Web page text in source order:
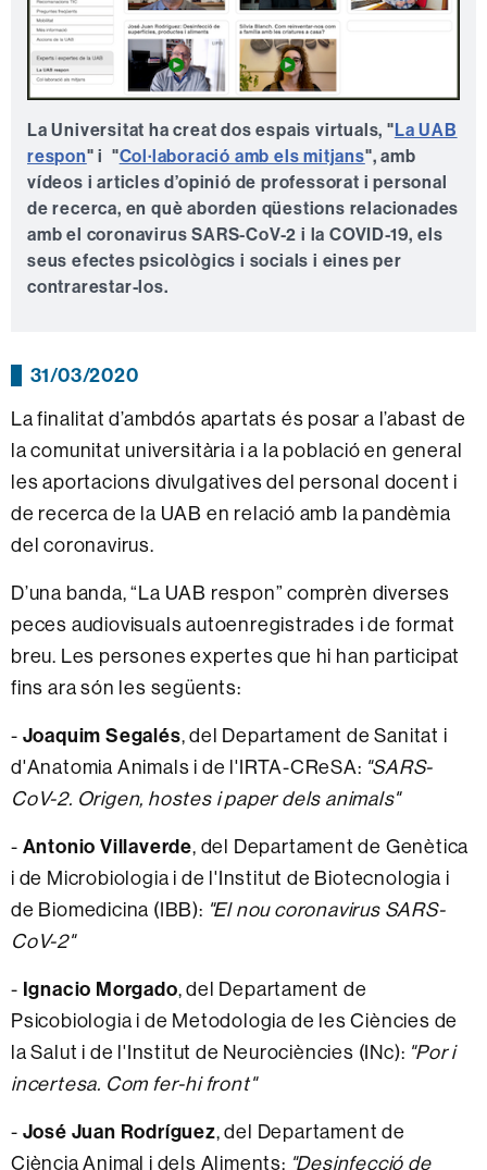
La Universitat ha creat dos espais virtuals, "La UAB
respon" i "Col·laboració amb els mitjans", amb
vídeos i articles d’opinió de professorat i personal
de recerca, en què aborden qüestions relacionades
amb el coronavirus SARS-CoV-2 i la COVID-19, els
seus efectes psicològics i socials i eines per
contrarestar-los.
31/03/2020
La finalitat d’ambdós apartats és posar a l’abast de
la comunitat universitària i a la població en general
les aportacions divulgatives del personal docent i
de recerca de la UAB en relació amb la pandèmia
del coronavirus.
D’una banda, “La UAB respon” comprèn diverses
peces audiovisuals autoenregistrades i de format
breu. Les persones expertes que hi han participat
fins ara són les següents:
- Joaquim Segalés, del Departament de Sanitat i
d'Anatomia Animals i de l'IRTA-CReSA: "SARS-
CoV-2. Origen, hostes i paper dels animals"
- Antonio Villaverde, del Departament de Genètica
i de Microbiologia i de l'Institut de Biotecnologia i
de Biomedicina (IBB): "El nou coronavirus SARS-
CoV-2"
- Ignacio Morgado, del Departament de
Psicobiologia i de Metodologia de les Ciències de
la Salut i de l'Institut de Neurociències (INc): "Por i
incertesa. Com fer-hi front"
- José Juan Rodríguez, del Departament de
Ciència Animal i dels Aliments: "Desinfecció de